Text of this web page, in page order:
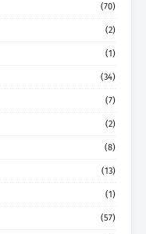
(70)
(2)
(1)
(34)
(7)
(2)
(8)
(13)
(1)
(57)